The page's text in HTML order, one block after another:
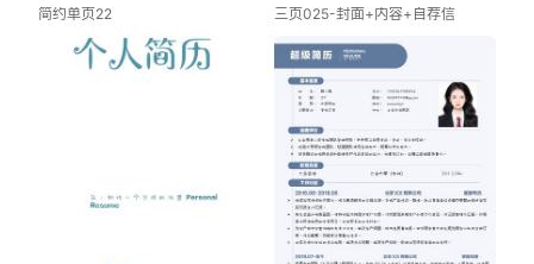
简约单页22 三页025-封面+内容+自荐信